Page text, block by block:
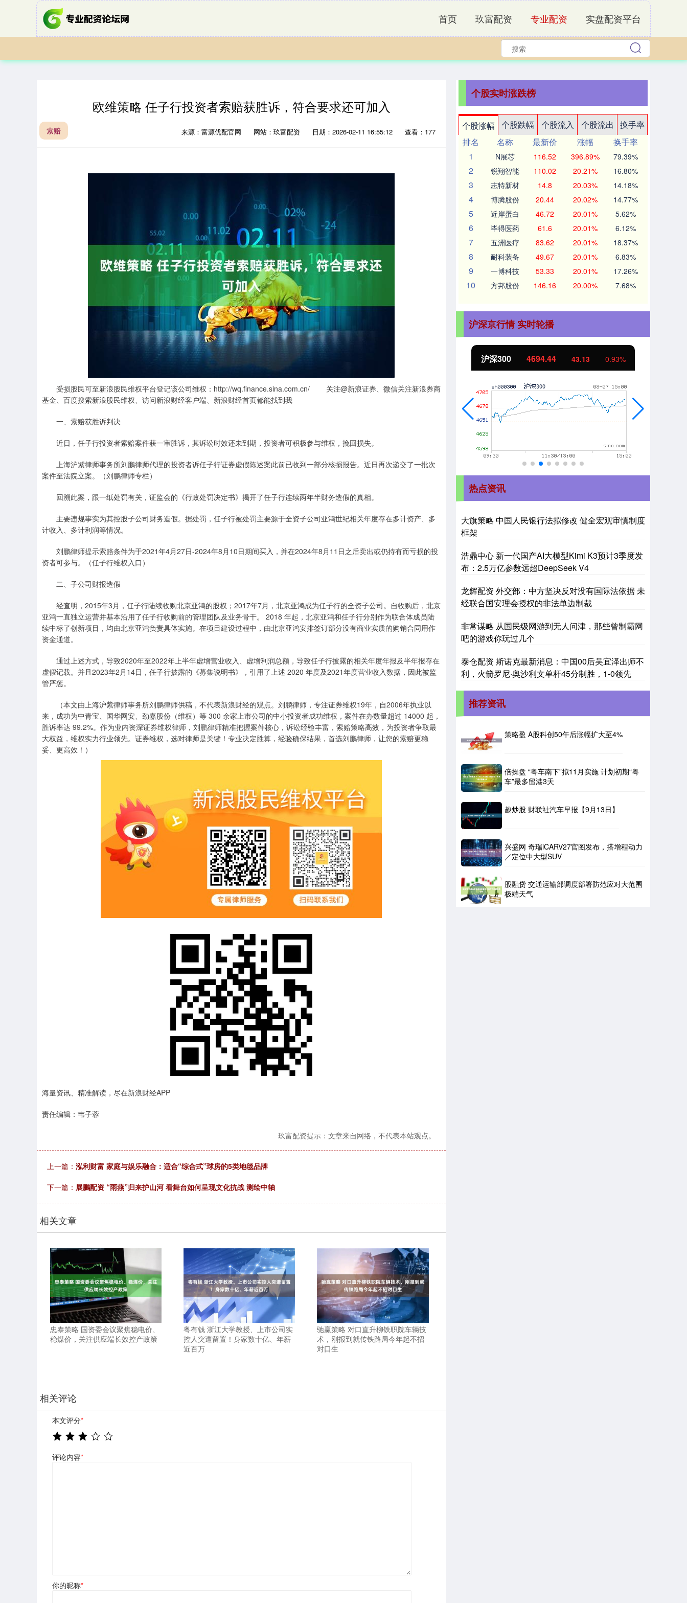
首页 玖富配资 专业配资 实盘配资平台
欧维策略 任子行投资者索赔获胜诉，符合要求还可加入
索赔 来源：富源优配官网 网站：玖富配资 日期：2026-02-11 16:55:12 查看：177
受损股民可至新浪股民维权平台登记该公司维权：http://wq.finance.sina.com.cn/ 关注@新浪证券、微信关注新浪券商
基金、百度搜索新浪股民维权、访问新浪财经客户端、新浪财经首页都能找到我
一、索赔获胜诉判决
近日，任子行投资者索赔案件获一审胜诉，其诉讼时效还未到期，投资者可积极参与维权，挽回损失。
上海沪紫律师事务所刘鹏律师代理的投资者诉任子行证券虚假陈述案此前已收到一部分核损报告。近日再次递交了一批次
案件至法院立案。（刘鹏律师专栏）
回溯此案，跟一纸处罚有关，证监会的《行政处罚决定书》揭开了任子行连续两年半财务造假的真相。
主要违规事实为其控股子公司财务造假。据处罚，任子行被处罚主要源于全资子公司亚鸿世纪相关年度存在多计资产、多
计收入、多计利润等情况。
刘鹏律师提示索赔条件为于2021年4月27日-2024年8月10日期间买入，并在2024年8月11日之后卖出或仍持有而亏损的投
资者可参与。（任子行维权入口）
二、子公司财报造假
经查明，2015年3月，任子行陆续收购北京亚鸿的股权；2017年7月，北京亚鸿成为任子行的全资子公司。自收购后，北京
亚鸿一直独立运营并基本沿用了任子行收购前的管理团队及业务骨干。 2018 年起，北京亚鸿和任子行分别作为联合体成员陆
续中标了创新项目，均由北京亚鸿负责具体实施。在项目建设过程中，由北京亚鸿安排签订部分没有商业实质的购销合同用作
资金通道。
通过上述方式，导致2020年至2022年上半年虚增营业收入、虚增利润总额，导致任子行披露的相关年度年报及半年报存在
虚假记载。并且2023年2月14日，任子行披露的《募集说明书》，引用了上述 2020 年度及2021年度营业收入数据，因此被监
管严惩。
（本文由上海沪紫律师事务所刘鹏律师供稿，不代表新浪财经的观点。刘鹏律师，专注证券维权19年，自2006年执业以
来，成功为中青宝、国华网安、劲嘉股份（维权）等 300 余家上市公司的中小投资者成功维权，案件在办数量超过 14000 起，
胜诉率达 99.2%。作为业内资深证券维权律师，刘鹏律师精准把握案件核心，诉讼经验丰富，索赔策略高效，为投资者争取最
大权益，维权实力行业领先。证券维权，选对律师是关键！专业决定胜算，经验确保结果，首选刘鹏律师，让您的索赔更稳
妥、更高效！）
海量资讯、精准解读，尽在新浪财经APP
责任编辑：韦子蓉
玖富配资提示：文章来自网络，不代表本站观点。
上一篇： 泓利财富 家庭与娱乐融合：适合“综合式”球房的5类地毯品牌
下一篇： 展鵬配资 “雨燕”归来护山河 看舞台如何呈现文化抗战 测绘中轴
相关文章
忠泰策略 国资委会议聚焦稳电价、
稳煤价，关注供应端长效控产政策
粤有钱 浙江大学教授、上市公司实
控人突遭留置！身家数十亿、年薪
近百万
驰赢策略 对口直升柳铁职院车辆技
术，刚报到就传铁路局今年起不招
对口生
相关评论
本文评分*
评论内容*
你的昵称*
个股实时涨跌榜
个股涨幅 个股跌幅 个股流入 个股流出
换手率
排名
名称 最新价 涨幅
换手率
1
N展芯 116.52 396.89% 79.39%
2 锐翔智能 110.02 20.21% 16.80%
3 志特新材 14.8 20.03% 14.18%
4 博腾股份 20.44 20.02% 14.77%
5 近岸蛋白 46.72 20.01% 5.62%
6 毕得医药 61.6 20.01% 6.12%
7 五洲医疗 83.62 20.01% 18.37%
8 耐科装备 49.67 20.01% 6.83%
9 一博科技 53.33 20.01% 17.26%
10 方邦股份 146.16 20.00% 7.68%
沪深京行情 实时轮播
14311.01 200.89 沪深300 北证50 1134.24 11.37 1.01%
热点资讯
大旗策略 中国人民银行法拟修改 健全宏观审慎制度
框架
浩鼎中心 新一代国产AI大模型Kimi K3预计3季度发
布：2.5万亿参数远超DeepSeek V4
龙辉配资 外交部：中方坚决反对没有国际法依据 未
经联合国安理会授权的非法单边制裁
非常谋略 从国民级网游到无人问津，那些曾制霸网
吧的游戏你玩过几个
泰仓配资 斯诺克最新消息：中国00后吴宜泽出师不
利，火箭罗尼·奥沙利文单杆45分制胜，1-0领先
推荐资讯
策略盈 A股科创50午后涨幅扩大至4%
倍操盘 “粤车南下”拟11月实施 计划初期“粤
车”最多留港3天
趣炒股 财联社汽车早报【9月13日】
兴盛网 奇瑞iCARV27官图发布，搭增程动力
／定位中大型SUV
股融贷 交通运输部调度部署防范应对大范围
极端天气